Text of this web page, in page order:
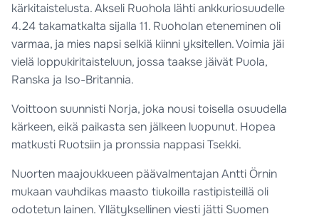
kärkitaistelusta. Akseli Ruohola lähti ankkuriosuudelle
4.24 takamatkalta sijalla 11. Ruoholan eteneminen oli
varmaa, ja mies napsi selkiä kiinni yksitellen. Voimia jäi
vielä loppukiritaisteluun, jossa taakse jäivät Puola,
Ranska ja Iso-Britannia.
Voittoon suunnisti Norja, joka nousi toisella osuudella
kärkeen, eikä paikasta sen jälkeen luopunut. Hopea
matkusti Ruotsiin ja pronssia nappasi Tsekki.
Nuorten maajoukkueen päävalmentajan Antti Örnin
mukaan vauhdikas maasto tiukoilla rastipisteillä oli
odotetun lainen. Yllätyksellinen viesti jätti Suomen